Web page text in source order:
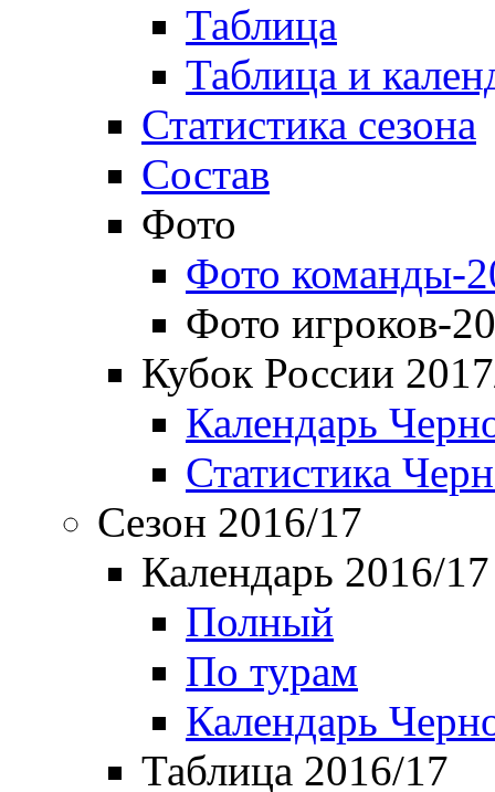
Таблица
Таблица и
Статистика сезона
Состав
Фото
Фото команды-
Фото игроков-
Кубок России
Календарь
Статистика
Сезон 2016/17
Календарь 2016/17
Полный
По турам
Календарь
Таблица 2016/17